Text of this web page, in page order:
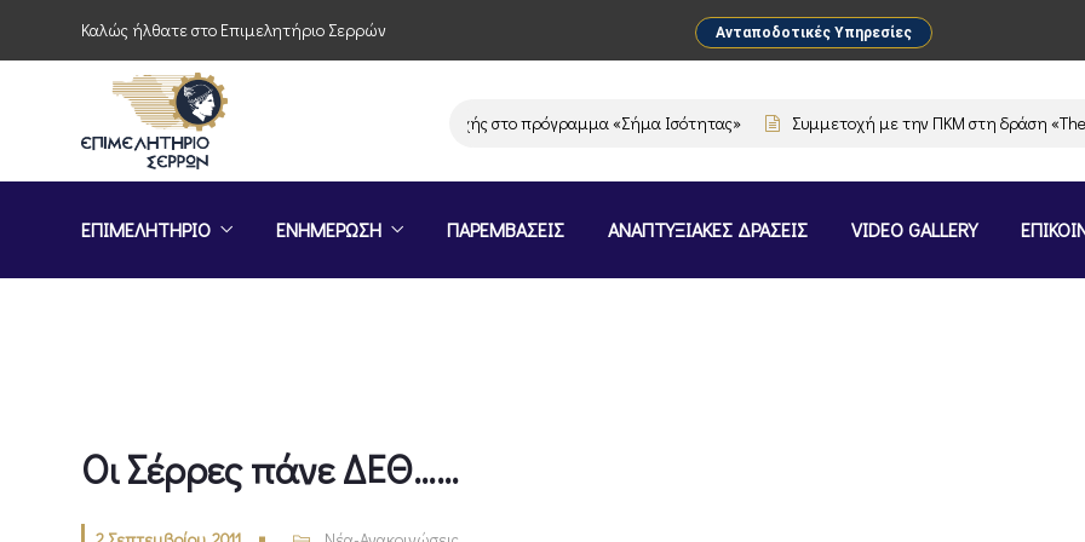
Καλώς ήλθατε στο Επιμελητήριο Σερρών Ανταποδοτικές Υπηρεσίες
Πρόσκληση συμμετοχής στο πρόγραμμα «Σήμα Ισότητας» Συμμετοχή με την ΠΚΜ στη δράση «The
ΕΠΙΜΕΛΗΤΗΡΙΟ ΕΝΗΜΕΡΩΣΗ ΠΑΡΕΜΒΑΣΕΙΣ ΑΝΑΠΤΥΞΙΑΚΕΣ ΔΡΑΣΕΙΣ VIDEO GALLERY
Οι Σέρρες πάνε ΔΕΘ……